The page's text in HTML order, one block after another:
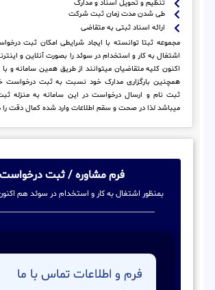
تنظیم و تحویل اسناد و مدارک
طی شدن مدت زمان ثبت شرکت
ارائه اسناد ثبتی به متقاضی
مجموعه ثبتا توانسته با ایجاد شرایطی امکان ثبت
اشتغال به کار و استخدام در سوئد را بصورت آنلاین و
اکنون کلیه متقاضیان میتوانند از طریق همین سامانه و
همچنین بارگزاری مدارک خود نسبت به ثبت درخواست
ثبت نام و ارسال درخواست در این سامانه به منزله
میباشد لذا در صحت و سقم اطلاعات وارد شده کمال دقت را
فرم مشاوره / ثبت درخواست
بمنظور اشتغال به کار و استخدام در سوئد هم
فرم و اطلاعات تماس با ما